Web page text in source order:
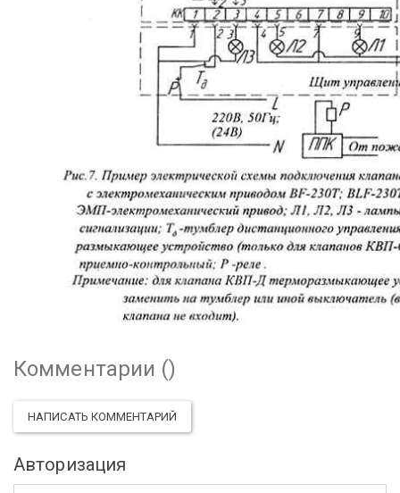
Комментарии ()
НАПИСАТЬ КОММЕНТАРИЙ
Авторизация